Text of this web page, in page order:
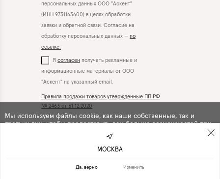
персональных данных ООО "Аскент"
(ИНН 9731163600) в целях обработки
заявки и обратной связи. Согласие на
обработку персональных данных — по
ссылке.
Я согласен получать рекламные и
информационные материалы от ООО
"Аскент" на указанный email.
Правила продажи товаров утвержденные ПП РФ
№ 2463 от 31.12.2020
Мы используем файлы cookie, как наши собственные, так и
третьих лиц, чтобы предоставить вам больше возможностей при
использовании сайта. Продолжая навигацию по сайту, вы
с их использованием .
МОСКВА
Да, верно Изменить